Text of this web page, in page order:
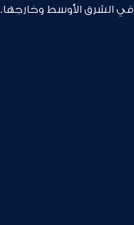
في الشرق الأوسط وخارجها.